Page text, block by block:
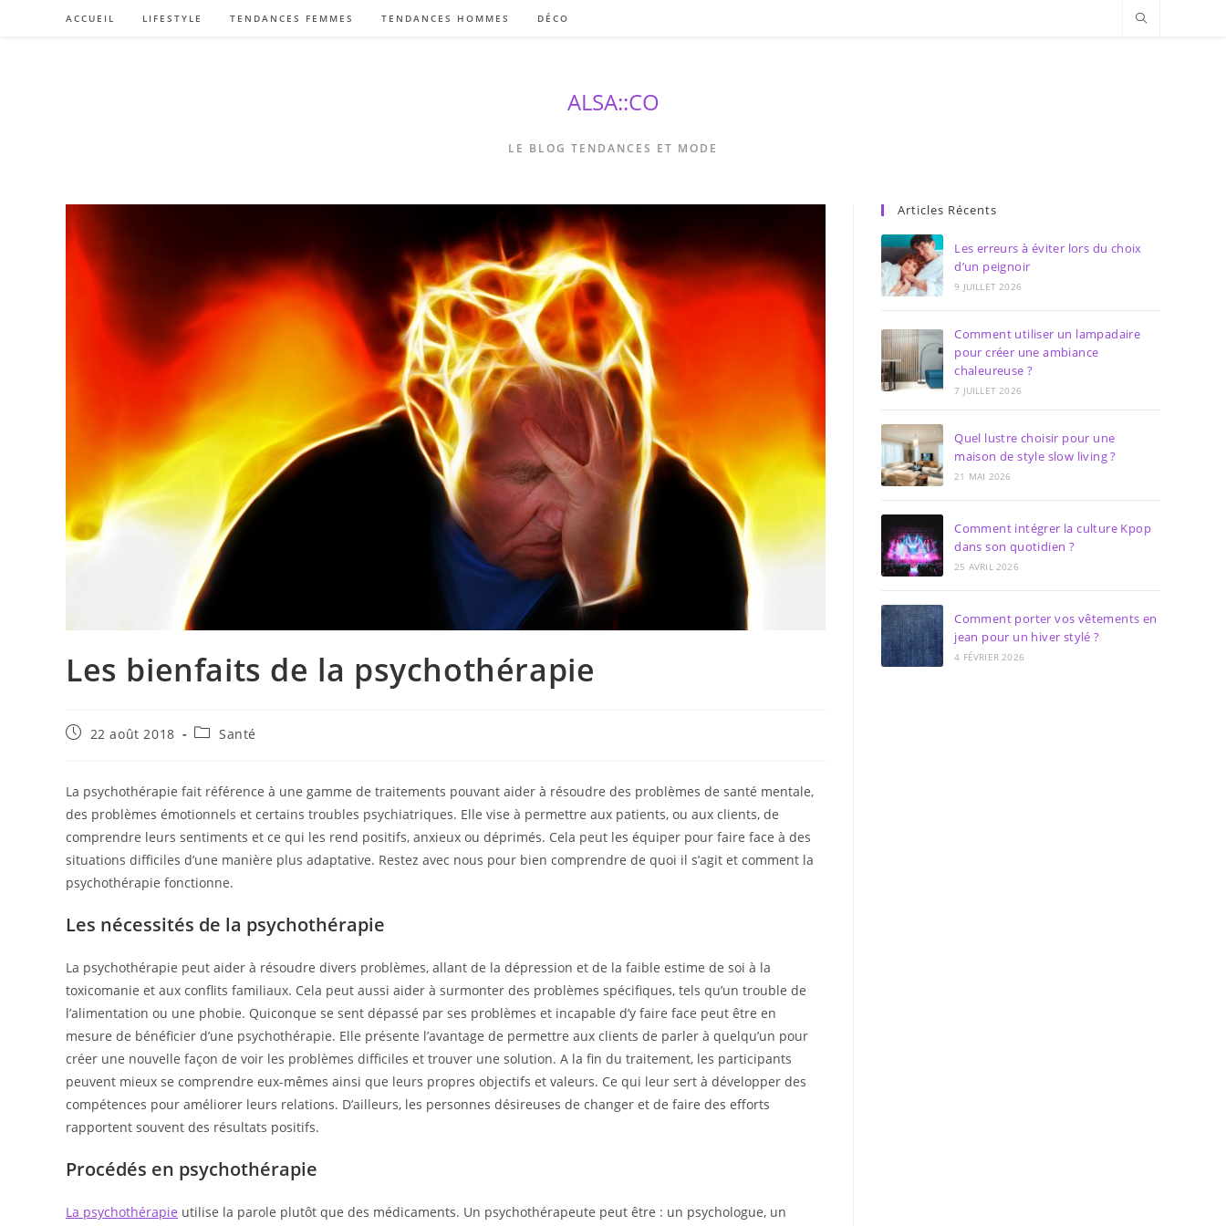
ACCUEIL LIFESTYLE TENDANCES FEMMES TENDANCES HOMMES DÉCO
ALSA::CO
LE BLOG TENDANCES ET MODE
Les bienfaits de la psychothérapie
Publication
22 août 2018
PostSanté
La psychothérapie fait référence à une gamme de traitements pouvant aider à résoudre des problèmes de santé mentale,
des problèmes émotionnels et certains troubles psychiatriques. Elle vise à permettre aux patients, ou aux clients, de
comprendre leurs sentiments et ce qui les rend positifs, anxieux ou déprimés. Cela peut les équiper pour faire face à des
situations difficiles d’une manière plus adaptative. Restez avec nous pour bien comprendre de quoi il s’agit et comment la
psychothérapie fonctionne.
Les nécessités de la psychothérapie
La psychothérapie peut aider à résoudre divers problèmes, allant de la dépression et de la faible estime de soi à la
toxicomanie et aux conflits familiaux. Cela peut aussi aider à surmonter des problèmes spécifiques, tels qu’un trouble de
l’alimentation ou une phobie. Quiconque se sent dépassé par ses problèmes et incapable d’y faire face peut être en
mesure de bénéficier d’une psychothérapie. Elle présente l’avantage de permettre aux clients de parler à quelqu’un pour
créer une nouvelle façon de voir les problèmes difficiles et trouver une solution. A la fin du traitement, les participants
peuvent mieux se comprendre eux-mêmes ainsi que leurs propres objectifs et valeurs. Ce qui leur sert à développer des
compétences pour améliorer leurs relations. D’ailleurs, les personnes désireuses de changer et de faire des efforts
rapportent souvent des résultats positifs.
Procédés en psychothérapie
La psychothérapie utilise la parole plutôt que des médicaments. Un psychothérapeute peut être : un psychologue, un
Articles Récents
Les erreurs à éviter lors du choix
d’un peignoir
9 JUILLET 2026
Comment utiliser un lampadaire
pour créer une ambiance
chaleureuse ?
7 JUILLET 2026
Quel lustre choisir pour une
maison de style slow living ?
21 MAI 2026
Comment intégrer la culture Kpop
dans son quotidien ?
25 AVRIL 2026
Comment porter vos vêtements en
jean pour un hiver stylé ?
4 FÉVRIER 2026